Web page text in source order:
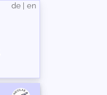
de en